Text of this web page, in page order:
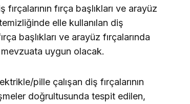
fırça başlıkları ve arayüz
elle kullanılan diş
başlıkları ve arayüz fırçalarında
uygun olacak.
pille çalışan diş fırçalarının
doğrultusunda tespit edilen,